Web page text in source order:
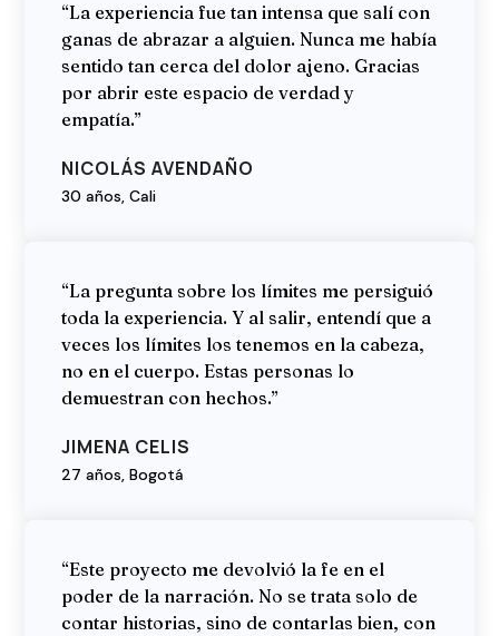
“La experiencia fue tan intensa que salí con
ganas de abrazar a alguien. Nunca me había
sentido tan cerca del dolor ajeno. Gracias
por abrir este espacio de verdad y
empatía.”
NICOLÁS AVENDAÑO
30 años, Cali
“La pregunta sobre los límites me persiguió
toda la experiencia. Y al salir, entendí que a
veces los límites los tenemos en la cabeza,
no en el cuerpo. Estas personas lo
demuestran con hechos.”
JIMENA CELIS
27 años, Bogotá
“Este proyecto me devolvió la fe en el
poder de la narración. No se trata solo de
contar historias, sino de contarlas bien, con